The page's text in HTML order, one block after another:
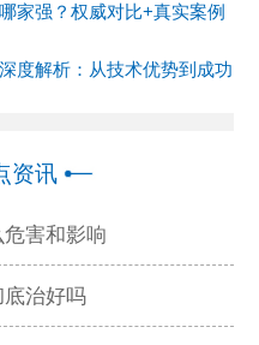
家强？权威对比+真实案例
度解析：从技术优势到成功
资讯
害和影响
治好吗